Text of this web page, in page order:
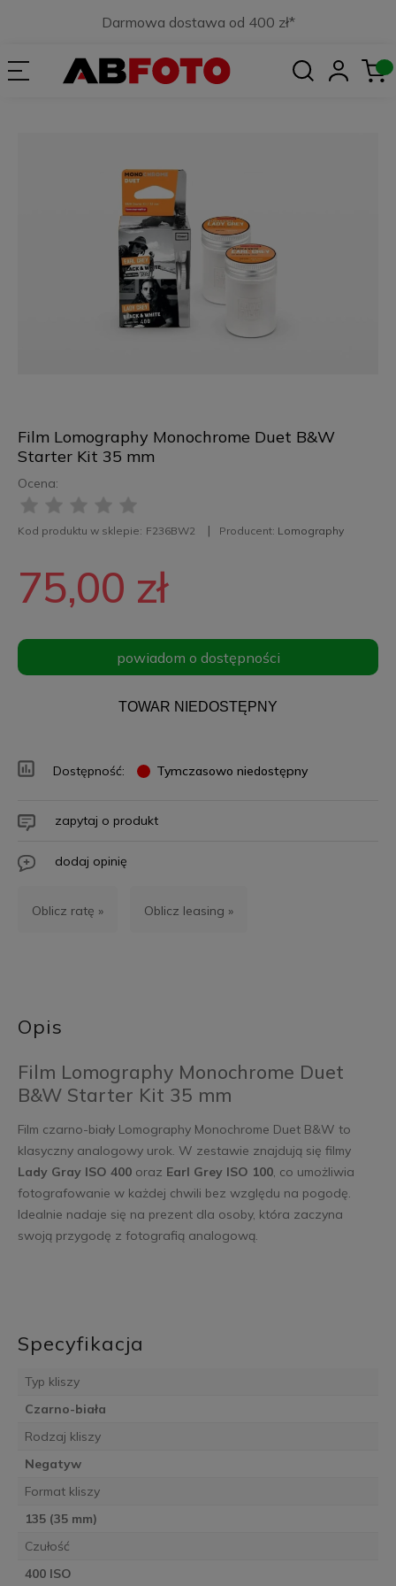
Darmowa dostawa od 400 zł*
Film Lomography Monochrome Duet B&W
Starter Kit 35 mm
Ocena:
Kod produktu w sklepie: F236BW2 Producent: Lomography
75,00 zł
powiadom o dostępności
TOWAR NIEDOSTĘPNY
Dostępność: Tymczasowo niedostępny
zapytaj o produkt
dodaj opinię
Oblicz ratę » Oblicz leasing »
Opis
Film Lomography Monochrome Duet
B&W Starter Kit 35 mm
Film czarno-biały Lomography Monochrome Duet B&W to
klasyczny analogowy urok. W zestawie znajdują się filmy
Lady Gray ISO 400oraz Earl Grey ISO 100, co umożliwia
fotografowanie w każdej chwili bez względu na pogodę.
Idealnie nadaje się na prezent dla osoby, która zaczyna
swoją przygodę z fotografią analogową.
Specyfikacja
Typ kliszy
Czarno-biała
Rodzaj kliszy
Negatyw
Format kliszy
135 (35 mm)
Czułość
400 ISO